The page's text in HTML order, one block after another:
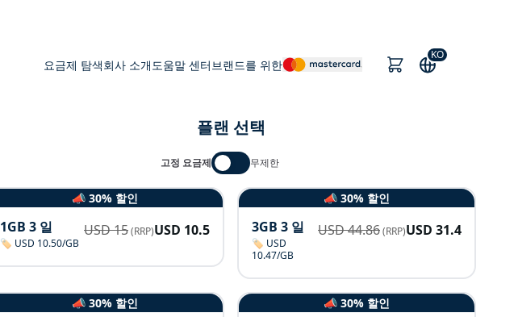
요금제 탐색회사 소개도움말 센터브랜드를 위한
KO
플랜 선택
고정 요금제 무제한
📣 30% 할인
1GB 3 일
🏷️ USD 10.50/GB
USD15(RRP)USD 10.5
📣 30% 할인
3GB 3 일
🏷️ USD
10.47/GB
USD44.86(RRP)USD 31.4
📣 30% 할인 📣 30% 할인